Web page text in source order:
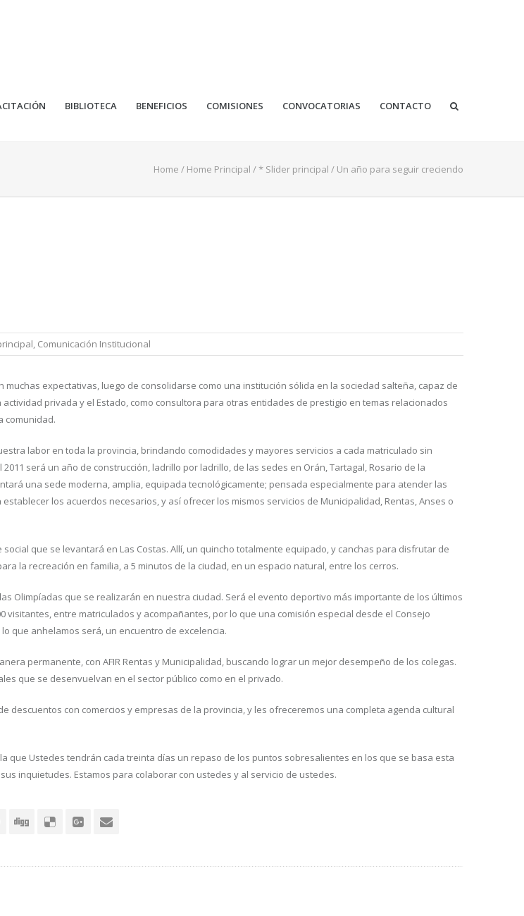
BIBLIOTECA BENEFICIOS COMISIONES CONVOCATORIAS CONTACTO
Home / Home Principal /* Slider principal / Un año para seguir creciendo
, Comunicación Institucional
muchas expectativas, luego de consolidarse como una institución sólida en la sociedad salteña, capaz de
privada y el Estado, como consultora para otras entidades de prestigio en temas relacionados
comunidad.
labor en toda la provincia, brindando comodidades y mayores servicios a cada matriculado sin
será un año de construcción, ladrillo por ladrillo, de las sedes en Orán, Tartagal, Rosario de la
una sede moderna, amplia, equipada tecnológicamente; pensada especialmente para atender las
los acuerdos necesarios, y así ofrecer los mismos servicios de Municipalidad, Rentas, Anses o
que se levantará en Las Costas. Allí, un quincho totalmente equipado, y canchas para disfrutar de
la recreación en familia, a 5 minutos de la ciudad, en un espacio natural, entre los cerros.
Olimpíadas que se realizarán en nuestra ciudad. Será el evento deportivo más importante de los últimos
visitantes, entre matriculados y acompañantes, por lo que una comisión especial desde el Consejo
que anhelamos será, un encuentro de excelencia.
permanente, con AFIR Rentas y Municipalidad, buscando lograr un mejor desempeño de los colegas.
que se desenvuelvan en el sector público como en el privado.
descuentos con comercios y empresas de la provincia, y les ofreceremos una completa agenda cultural
que Ustedes tendrán cada treinta días un repaso de los puntos sobresalientes en los que se basa esta
inquietudes. Estamos para colaborar con ustedes y al servicio de ustedes.